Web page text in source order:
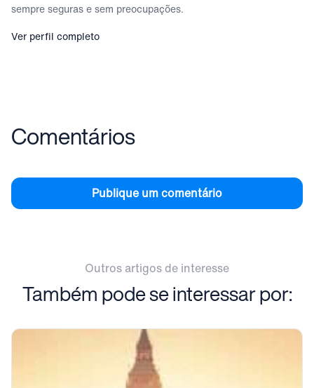
sempre seguras e sem preocupações.
Ver perfil completo
Comentários
Publique um comentário
Outros artigos de interesse
Também pode se interessar por: